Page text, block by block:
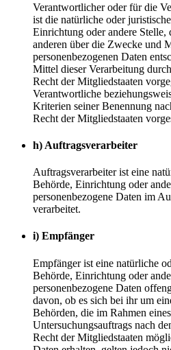
Verantwortlicher oder für die
ist die natürliche oder
Einrichtung oder andere Stelle,
anderen über die Zwecke und
personenbezogenen Daten
Mittel dieser Verarbeitung
Recht der Mitgliedstaaten
Verantwortliche
Kriterien seiner Benennung
Recht der Mitgliedstaaten
h) Auftragsverarbeiter
Auftragsverarbeiter ist eine
Behörde, Einrichtung oder
personenbezogene Daten im
verarbeitet.
i) Empfänger
Empfänger ist eine natürliche
Behörde, Einrichtung oder
personenbezogene Daten
davon, ob es sich bei ihr um
Behörden, die im Rahmen
Untersuchungsauftrags nach
Recht der Mitgliedstaaten